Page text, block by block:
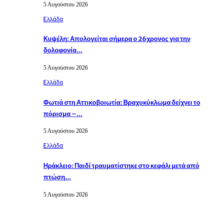
5 Αυγούστου 2026
Eλλάδα
Κυψέλη: Απολογείται σήμερα ο 26χρονος για την
δολοφονία…
5 Αυγούστου 2026
Eλλάδα
Φωτιά στη Αττικοβοιωτία: Βραχυκύκλωμα δείχνει το
πόρισμα –…
5 Αυγούστου 2026
Eλλάδα
Ηράκλειο: Παιδί τραυματίστηκε στο κεφάλι μετά από
πτώση…
5 Αυγούστου 2026